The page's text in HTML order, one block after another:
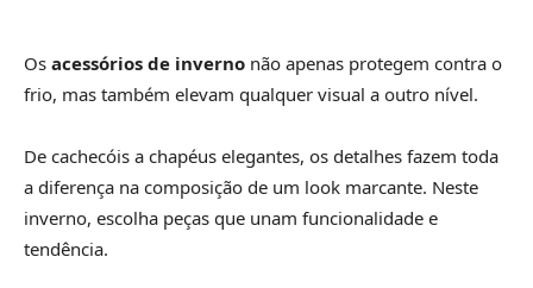
Os acessórios de inverno não apenas protegem contra o
frio, mas também elevam qualquer visual a outro nível.
De cachecóis a chapéus elegantes, os detalhes fazem toda
a diferença na composição de um look marcante. Neste
inverno, escolha peças que unam funcionalidade e
tendência.